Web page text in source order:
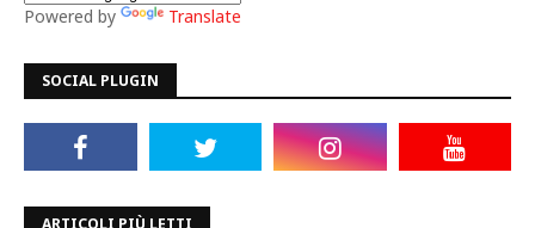
Powered by Translate
SOCIAL PLUGIN
ARTICOLI PIÙ LETTI